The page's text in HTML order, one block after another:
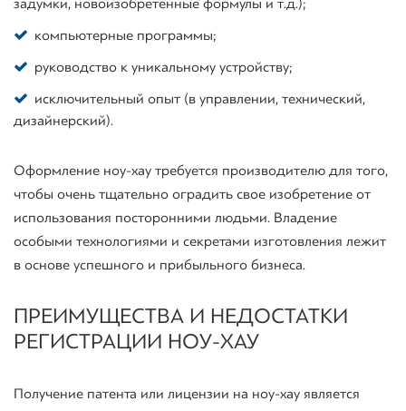
компьютерные программы;
руководство к уникальному устройству;
исключительный опыт (в управлении, технический,
дизайнерский).
Оформление ноу-хау требуется производителю для того,
чтобы очень тщательно оградить свое изобретение от
использования посторонними людьми. Владение
особыми технологиями и секретами изготовления лежит
в основе успешного и прибыльного бизнеса.
ПРЕИМУЩЕСТВА И НЕДОСТАТКИ
РЕГИСТРАЦИИ НОУ-ХАУ
Получение патента или лицензии на ноу-хау является